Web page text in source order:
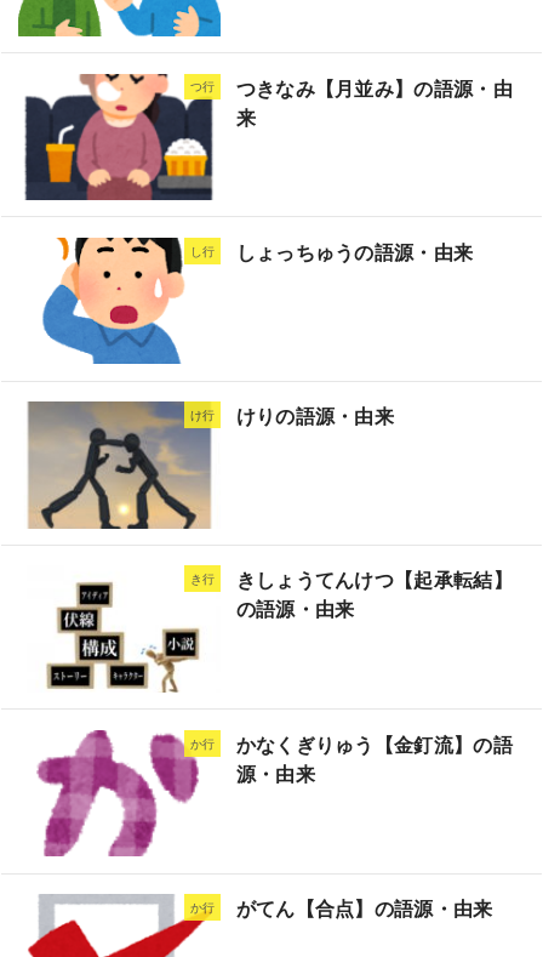
つ行
つきなみ【月並み】の語源・由
来
し行 しょっちゅうの語源・由来
け行 けりの語源・由来
き行
きしょうてんけつ【起承転結】
の語源・由来
か行
かなくぎりゅう【金釘流】の語
源・由来
か行 がてん【合点】の語源・由来